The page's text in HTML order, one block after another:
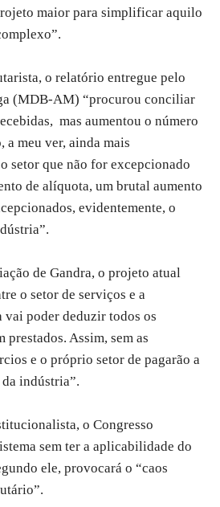
maior para simplificar aquilo
o relatório entregue pelo
(MDB-AM) “procurou conciliar
mas aumentou o número
a meu ver, ainda mais
setor que não for excepcionado
de alíquota, um brutal aumento
evidentemente, o
de Gandra, o projeto atual
o setor de serviços e a
poder deduzir todos os
Assim, sem as
e o próprio setor de pagarão a
indústria”.
o Congresso
sem ter a aplicabilidade do
ele, provocará o “caos